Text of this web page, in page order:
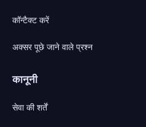
कॉन्टैक्ट करें
अक्सर पूछे जाने वाले प्रश्न
कानूनी
सेवा की शर्तें